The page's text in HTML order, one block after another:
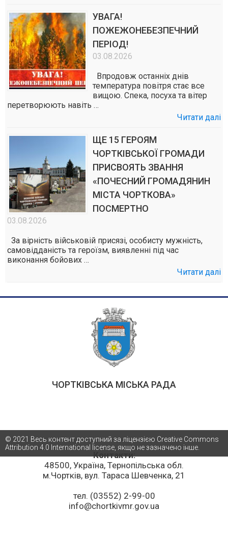
УВАГА!
ПОЖЕЖОНЕБЕЗПЕЧНИЙ
ПЕРІОД!
03.08.2026
Впродовж останніх днів
температура повітря стає все
вищою. Спека, посуха та вітер
перетворюють навіть …
Читати далі
ЩЕ 15 ГЕРОЯМ
ЧОРТКІВСЬКОЇ ГРОМАДИ
ПРИСВОЯТЬ ЗВАННЯ
«ПОЧЕСНИЙ ГРОМАДЯНИН
МІСТА ЧОРТКОВА»
ПОСМЕРТНО
03.08.2026
За вірність військовій присязі, особисту мужність,
самовідданість та героїзм, виявленні під час
виконання бойових …
Читати далі
ЧОРТКІВСЬКА МІСЬКА РАДА
Контакти:
48500, Україна, Тернопільська обл.
м.Чортків, вул. Тараса Шевченка, 21
тел. (03552) 2-99-00
info@chortkivmr.gov.ua
© 2021 Весь контент доступний за ліцензією Creative Commons
Attribution 4.0 International license, якщо не зазначено інше.